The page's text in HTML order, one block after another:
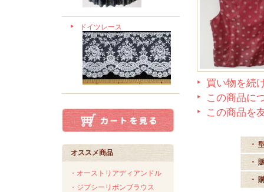
ドイツレース
オススメ商品
・オーストリアディアンドル
・ジプシーリボンブラウス
買い物を続
この商品に
この商品を
・
・
・